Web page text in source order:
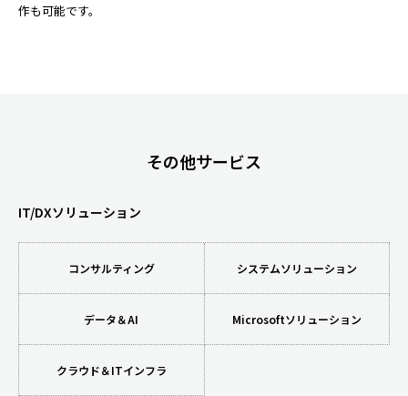
作も可能です。
その他サービス
IT/DXソリューション
コンサルティング システムソリューション
データ＆AI Microsoftソリューション
クラウド＆ITインフラ